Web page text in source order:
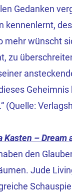
Gedanken
kennenlernt,
mehr wünscht
zu
(Quelle:
Kasten – Dream
den
Jude